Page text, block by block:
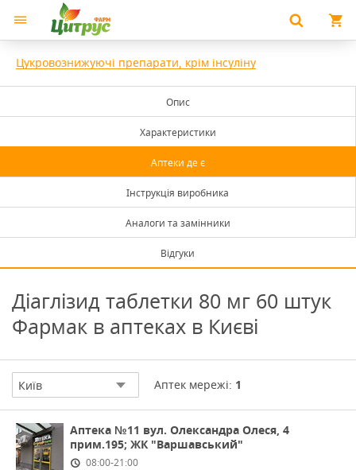
Цукровознижуючі препарати, крім інсуліну
Опис
Характеристики
Аптеки де є
Інструкція виробника
Аналоги та замінники
Відгуки
Діаглізид таблетки 80 мг 60 штук
Фармак в аптеках в Києві
Київ Аптек мережі: 1
Аптека №11 вул. Олександра Олеся, 4
прим.195; ЖК "Варшавський"
08:00-21:00